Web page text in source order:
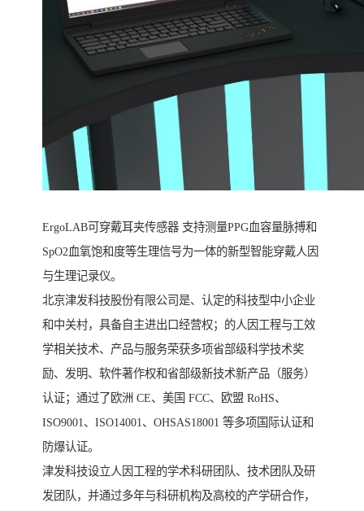
ErgoLAB可穿戴耳夹传感器 支持测量PPG血容量脉搏和
SpO2血氧饱和度等生理信号为一体的新型智能穿戴人因
与生理记录仪。
北京津发科技股份有限公司是、认定的科技型中小企业
和中关村，具备自主进出口经营权；的人因工程与工效
学相关技术、产品与服务荣获多项省部级科学技术奖
励、发明、软件著作权和省部级新技术新产品（服务）
认证；通过了欧洲 CE、美国 FCC、欧盟 RoHS、
ISO9001、ISO14001、OHSAS18001 等多项国际认证和
防爆认证。
津发科技设立人因工程的学术科研团队、技术团队及研
发团队，并通过多年与科研机构及高校的产学研合作，